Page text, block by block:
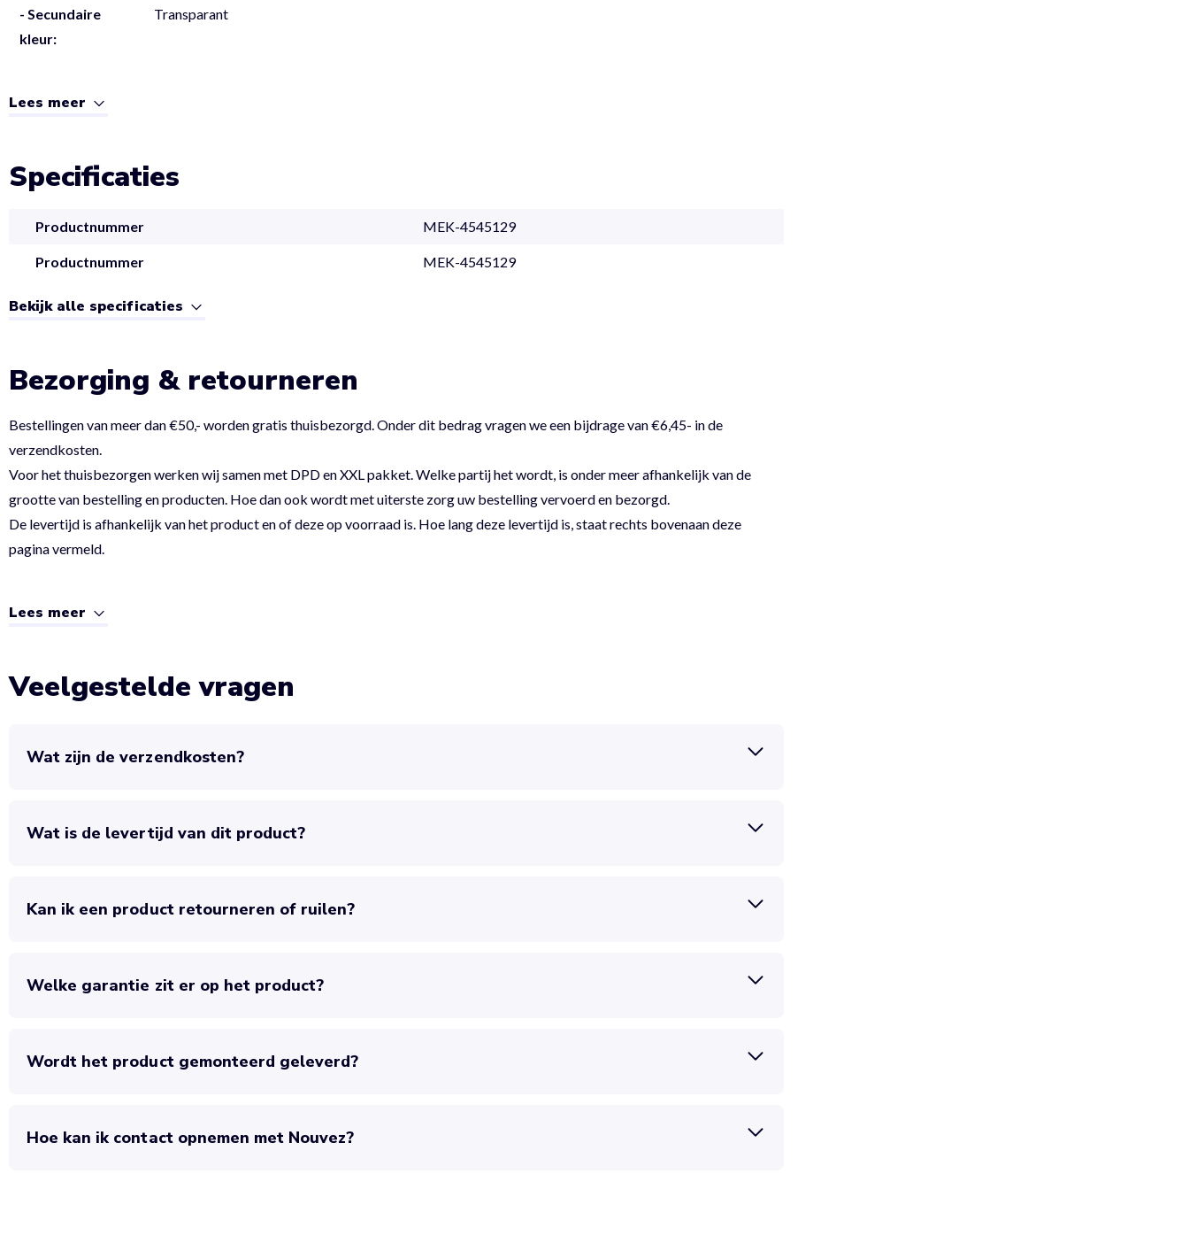
- Secundaire
kleur:
Transparant
Lees meer
Specificaties
Productnummer MEK-4545129
Productnummer MEK-4545129
Bekijk alle specificaties
Bezorging & retourneren
Bestellingen van meer dan €50,- worden gratis thuisbezorgd. Onder dit bedrag vragen we een bijdrage van €6,45- in de
verzendkosten.
Voor het thuisbezorgen werken wij samen met DPD en XXL pakket. Welke partij het wordt, is onder meer afhankelijk van de
grootte van bestelling en producten. Hoe dan ook wordt met uiterste zorg uw bestelling vervoerd en bezorgd.
De levertijd is afhankelijk van het product en of deze op voorraad is. Hoe lang deze levertijd is, staat rechts bovenaan deze
pagina vermeld.
Lees meer
Veelgestelde vragen
Wat zijn de verzendkosten?
Wat is de levertijd van dit product?
Kan ik een product retourneren of ruilen?
Welke garantie zit er op het product?
Wordt het product gemonteerd geleverd?
Hoe kan ik contact opnemen met Nouvez?